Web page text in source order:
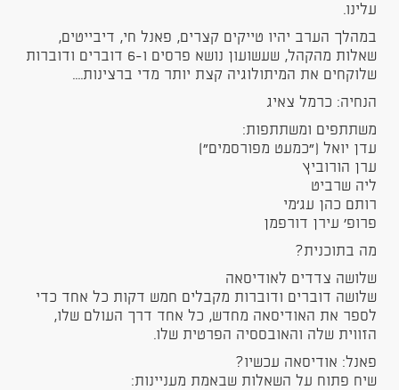
עלינו.
במהלך הערב יהיו טייקים קצרים, פאנל חי, דיבייטים,
שאלות מהקהל, שעשועון נושא פרסים ו-6 דוברים ודוברות
שלוקחים את המיתולוגיה קצת יותר מדי ברצינות....
הנחיה: כרמל צאיג
משתתפים ומשתתפות:
עדן יואל (״כמעט מפורסמים״)
ערן הורוביץ
ליה שרביט
רותם כהן עג׳מי
פרופ׳ עירן דורפמן
מה בתוכנית?
שלושה צדדים לאודיסאה
שלושה דוברים ודוברות מקבלים חמש דקות כל אחד כדי
לספר את האודיסאה מחדש, כל אחד דרך העולם שלו,
הזווית שלה והאובססיה הפרטית שלו.
פאנל: אודיסאה עכשיו?
שיח פתוח על השאלות שבאמת מעניינות: